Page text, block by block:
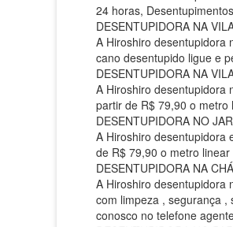
24 horas,
DESENTUPIDORA NA
A Hiroshiro desentupidora
cano desentupido ligue e
DESENTUPIDORA NA
A Hiroshiro desentupidora
partir de R$ 79,90 o
DESENTUPIDORA NO
A Hiroshiro desentupidora
de R$ 79,90 o metro
DESENTUPIDORA NA
A Hiroshiro desentupidora
com limpeza , segurança
conosco no telefone